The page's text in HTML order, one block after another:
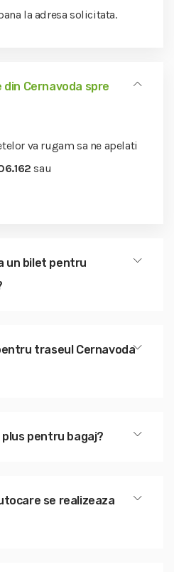
la adresa solicitata.
Cernavoda spre
va rugam sa ne apelati
sau
un bilet pentru
traseul Cernavoda
pentru bagaj?
se realizeaza